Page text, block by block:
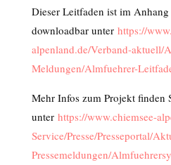
Dieser Leitfaden ist im
downloadbar unter https://
alpenland.de/Verband-aktuell/
Meldungen/Almfuehrer-
Mehr Infos zum Projekt finden
unter https://www.chiemsee-
Service/Presse/Presseportal/
Pressemeldungen/